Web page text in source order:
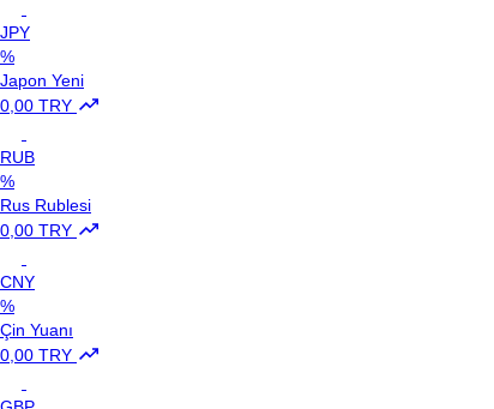
JPY
%
Japon Yeni
0,00 TRY
RUB
%
Rus Rublesi
0,00 TRY
CNY
%
Çin Yuanı
0,00 TRY